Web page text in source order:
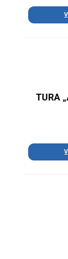
TURA